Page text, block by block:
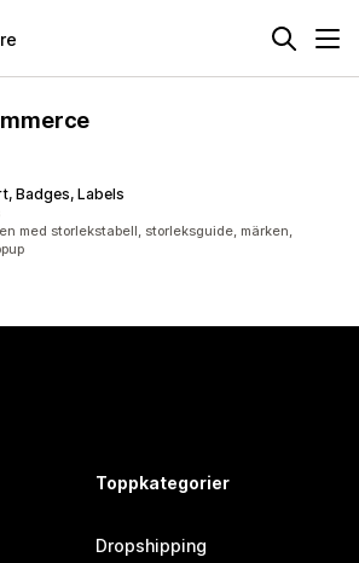
Badges, Labels
med storlekstabell, storleksguide, märken,
Toppkategorier
Dropshipping